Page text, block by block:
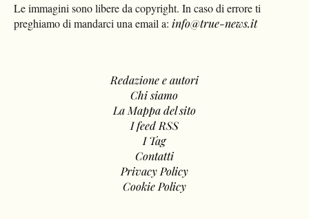
Le immagini sono libere da copyright. In caso di errore ti
preghiamo di mandarci una email a: info@true-news.it
Redazione e autori
Chi siamo
La Mappa del sito
I feed RSS
I Tag
Contatti
Privacy Policy
Cookie Policy